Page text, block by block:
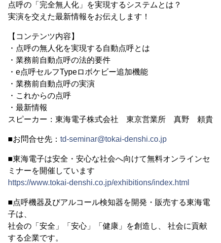
点呼の「完全無人化」を実現するシステムとは？
実演を交えた最新情報をお伝えします！
【コンテンツ内容】
・点呼の無人化を実現する自動点呼とは
・業務前自動点呼の法的要件
・e点呼セルフTypeロボケビー追加機能
・業務前自動点呼の実演
・これからの点呼
・最新情報
スピーカー：東海電子株式会社 東京営業所 真野 頼貴
■お問合せ先： td-seminar@tokai-denshi.co.jp
■東海電子は安全・安心な社会へ向けて無料オンラインセ
ミナーを開催しています
https://www.tokai-denshi.co.jp/exhibitions/index.html
■点呼機器及びアルコール検知器を開発・販売する東海電
子は、
社会の「安全」「安心」「健康」を創造し、 社会に貢献
する企業です。